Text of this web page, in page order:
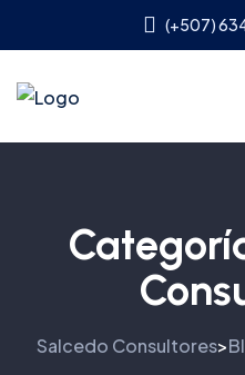
(+507)
Salcedo Consultores>